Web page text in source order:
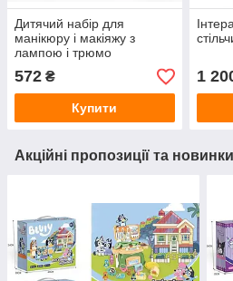
Дитячий набір для
манікюру і макіяжу з
лампою і трюмо
572 ₴
Купити
1
Акційні пропозиції та новинки